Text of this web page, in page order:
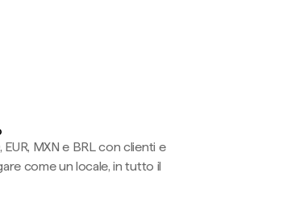
MXN e BRL con clienti e
come un locale, in tutto il